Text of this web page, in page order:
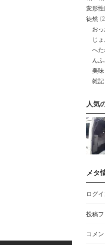
変形
徒然
お
じ
へ
んふ
美
雑記
人気
メタ
ログ
投稿
コメ